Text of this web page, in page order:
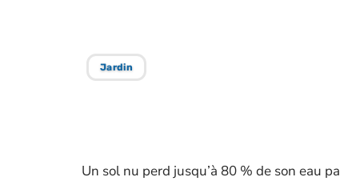
Jardin
Un sol nu perd jusqu’à 80 % de son eau